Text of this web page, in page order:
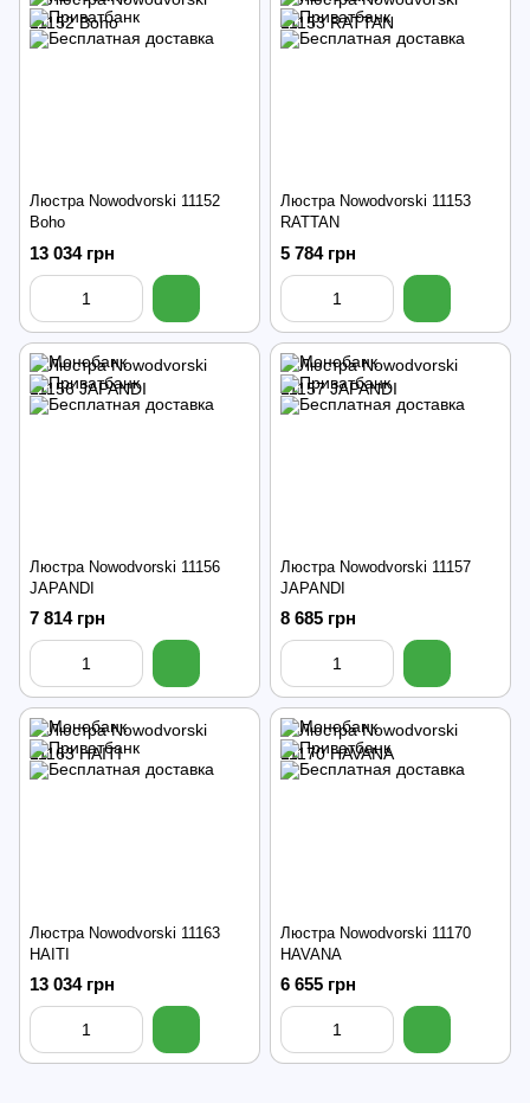
Люстра Nowodvorski 11152
Boho
13 034 грн
Люстра Nowodvorski 11153
RATTAN
5 784 грн
Люстра Nowodvorski 11156
JAPANDI
7 814 грн
Люстра Nowodvorski 11157
JAPANDI
8 685 грн
Люстра Nowodvorski 11163
HAITI
13 034 грн
Люстра Nowodvorski 11170
HAVANA
6 655 грн